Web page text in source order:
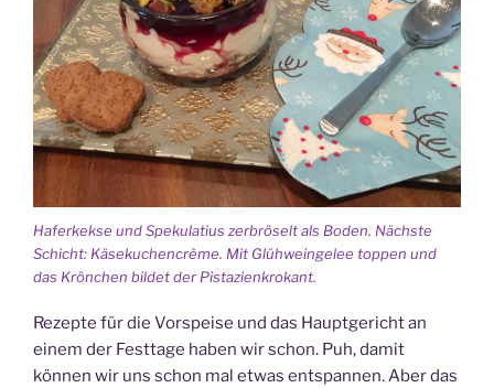
Haferkekse und Spekulatius zerbröselt als Boden. Nächste
Schicht: Käsekuchencrème. Mit Glühweingelee toppen und
das Krönchen bildet der Pistazienkrokant.
Rezepte für die Vorspeise und das Hauptgericht an
einem der Festtage haben wir schon. Puh, damit
können wir uns schon mal etwas entspannen. Aber das